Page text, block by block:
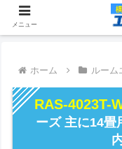
ホーム ルーム
RAS-4023T-
ーズ 主に14畳
メニュー